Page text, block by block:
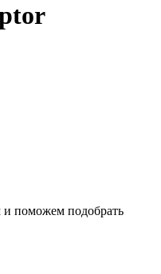
поможем подобрать